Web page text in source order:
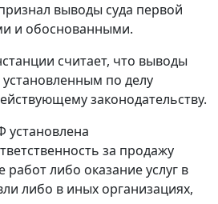
выводы суда первой
и обоснованными.
считает, что выводы
установленным по делу
законодательству.
установлена
за продажу
либо оказание услуг в
либо в иных организациях,